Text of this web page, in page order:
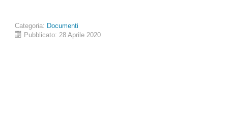
Categoria: Documenti
Pubblicato: 28 Aprile 2020